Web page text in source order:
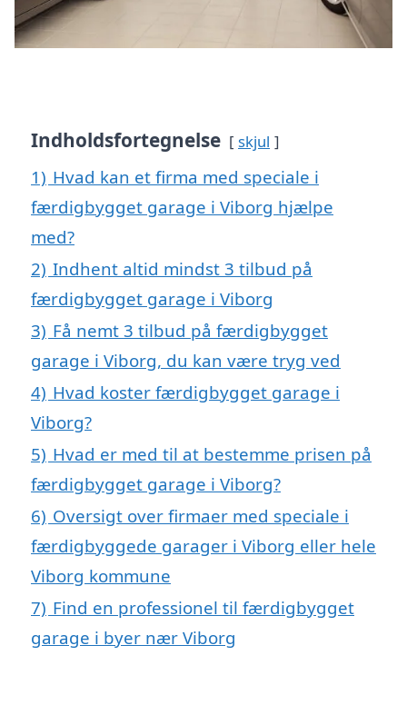
Indholdsfortegnelse skjul
1) Hvad kan et firma med speciale i
færdigbygget garage i Viborg hjælpe
med?
2) Indhent altid mindst 3 tilbud på
færdigbygget garage i Viborg
3) Få nemt 3 tilbud på færdigbygget
garage i Viborg, du kan være tryg ved
4) Hvad koster færdigbygget garage i
Viborg?
5) Hvad er med til at bestemme prisen på
færdigbygget garage i Viborg?
6) Oversigt over firmaer med speciale i
færdigbyggede garager i Viborg eller hele
Viborg kommune
7) Find en professionel til færdigbygget
garage i byer nær Viborg